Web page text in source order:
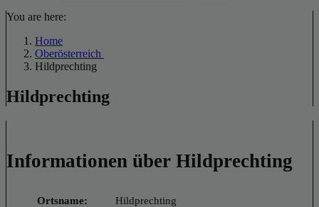
You are here:
Home
Oberösterreich
Hildprechting
Hildprechting
Informationen über Hildprechting
Ortsname: Hildprechting